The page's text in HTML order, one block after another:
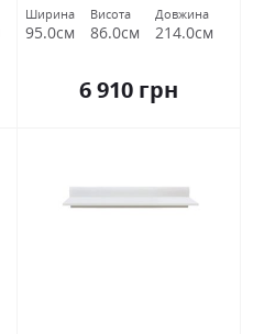
Ширина
95.0см
Висота
86.0см
Довжина
214.0см
6 910 грн